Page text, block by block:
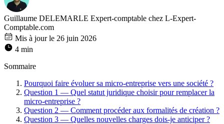
Guillaume DELEMARLE Expert-comptable chez L-Expert-
Comptable.com
Mis à jour le 26 juin 2026
4 min
Sommaire
Pourquoi faire évoluer sa micro-entreprise vers une société ?
Question 1 — Quel statut juridique choisir pour remplacer la
micro-entreprise ?
Question 2 — Comment procéder aux formalités de création ?
Question 3 — Quelles nouvelles charges dois-je anticiper ?